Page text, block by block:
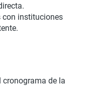
con instituciones
cronograma de la